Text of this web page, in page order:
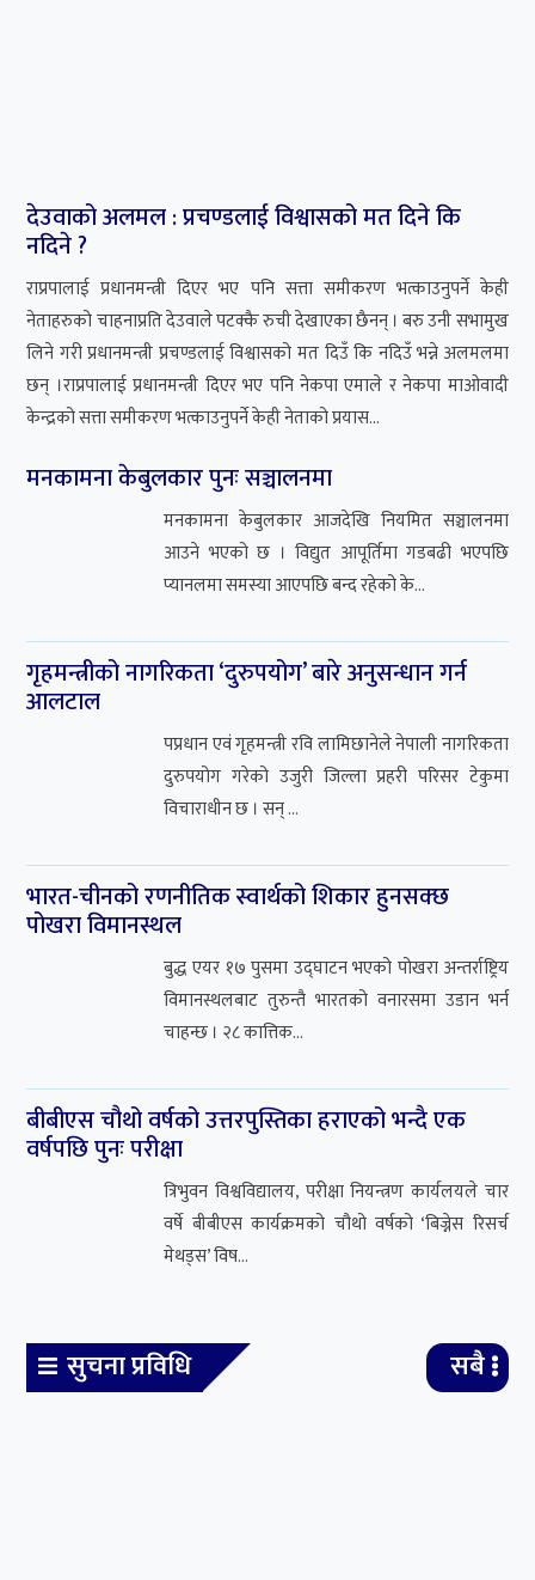
देउवाको अलमल : प्रचण्डलाई विश्वासको मत दिने कि
नदिने ?
राप्रपालाई प्रधानमन्त्री दिएर भए पनि सत्ता समीकरण भत्काउनुपर्ने केही
नेताहरुको चाहनाप्रति देउवाले पटक्कै रुची देखाएका छैनन् । बरु उनी सभामुख
लिने गरी प्रधानमन्त्री प्रचण्डलाई विश्वासको मत दिउँ कि नदिउँ भन्ने अलमलमा
छन् ।राप्रपालाई प्रधानमन्त्री दिएर भए पनि नेकपा एमाले र नेकपा माओवादी
केन्द्रको सत्ता समीकरण भत्काउनुपर्ने केही नेताको प्रयास...
मनकामना केबुलकार पुनः सञ्चालनमा
मनकामना केबुलकार आजदेखि नियमित सञ्चालनमा
आउने भएको छ । विद्युत आपूर्तिमा गडबढी भएपछि
प्यानलमा समस्या आएपछि बन्द रहेको के...
गृहमन्त्रीको नागरिकता ‘दुरुपयोग’ बारे अनुसन्धान गर्न
आलटाल
पप्रधान एवं गृहमन्त्री रवि लामिछानेले नेपाली नागरिकता
दुरुपयोग गरेको उजुरी जिल्ला प्रहरी परिसर टेकुमा
विचाराधीन छ । सन् ...
भारत-चीनको रणनीतिक स्वार्थको शिकार हुनसक्छ
पोखरा विमानस्थल
बुद्ध एयर १७ पुसमा उद्घाटन भएको पोखरा अन्तर्राष्ट्रिय
विमानस्थलबाट तुरुन्तै भारतको वनारसमा उडान भर्न
चाहन्छ । २८ कात्तिक...
बीबीएस चौथो वर्षको उत्तरपुस्तिका हराएको भन्दै एक
वर्षपछि पुनः परीक्षा
त्रिभुवन विश्वविद्यालय, परीक्षा नियन्त्रण कार्यलयले चार
वर्षे बीबीएस कार्यक्रमको चौथो वर्षको ‘बिज्नेस रिसर्च
मेथड्स’ विष...
सुचना प्रविधि सबै